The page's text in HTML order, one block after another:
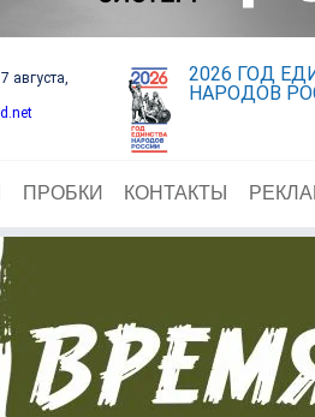
7 августа,
2026 ГОД
НАРОДОВ
ПРОБКИ КОНТАКТЫ